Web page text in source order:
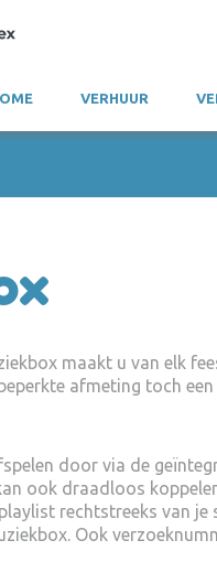
VERHUUR
maakt u van elk
afmeting toch
door via de
ook draadloos
rechtstreeks van
Ook